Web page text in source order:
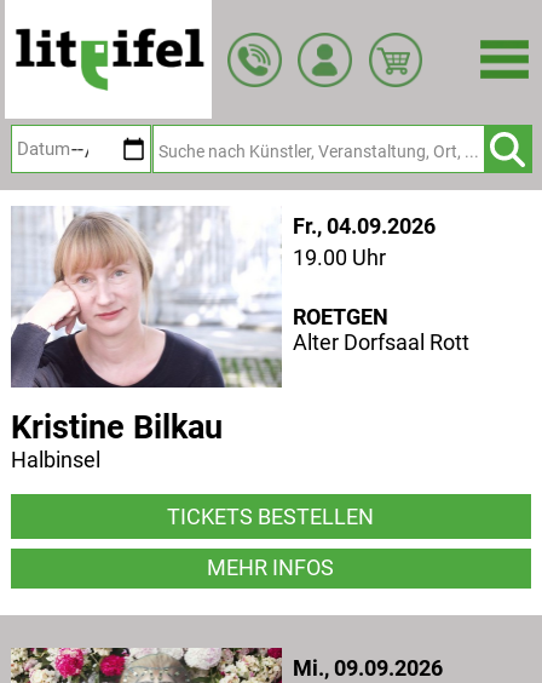
Hauptinhalt
springen
Fr., 04.09.2026
19.00 Uhr
Kristine Bilkau
Halbinsel
TICKETS BESTELLEN
MEHR INFOS
ROETGEN
Alter Dorfsaal Rott
Mi., 09.09.2026